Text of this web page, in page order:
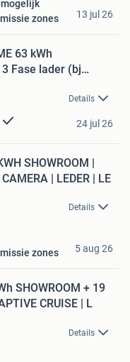
zones
13 jul 26
63 kWh
Fase lader (bj
Details
24 jul 26
SHOWROOM |
| LEDER | LE
Details
zones 5 aug 26
SHOWROOM + 19
CRUISE | L
Details